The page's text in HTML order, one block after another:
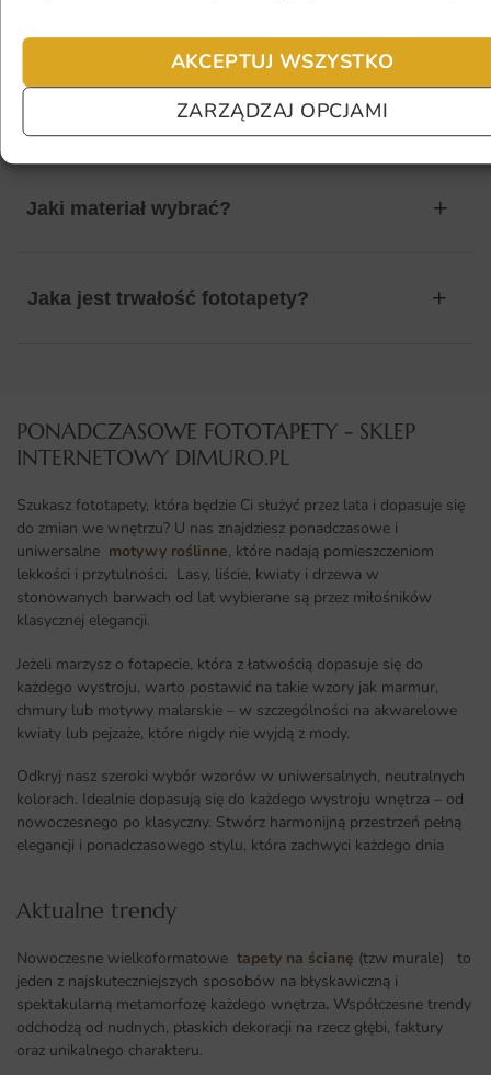
AKCEPTUJ WSZYSTKO
ZARZĄDZAJ OPCJAMI
Fototapeta ma inny kolor na telefonie
a inny na komputerze. Jak sprawdzić
Jaki materiał wybrać?
Jaka jest trwałość fototapety?
PONADCZASOWE FOTOTAPETY - SKLEP
INTERNETOWY DIMURO.PL​
Szukasz fototapety, która będzie Ci służyć przez lata i dopasuje się
do zmian we wnętrzu? U nas znajdziesz ponadczasowe i
uniwersalne motywy roślinne, które nadają pomieszczeniom
lekkości i przytulności. Lasy, liście, kwiaty i drzewa w
stonowanych barwach od lat wybierane są przez miłośników
klasycznej elegancji.
Jeżeli marzysz o fotapecie, która z łatwością dopasuje się do
każdego wystroju, warto postawić na takie wzory jak marmur,
chmury lub motywy malarskie – w szczególności na akwarelowe
kwiaty lub pejzaże, które nigdy nie wyjdą z mody.
Odkryj nasz szeroki wybór wzorów w uniwersalnych, neutralnych
kolorach. Idealnie dopasują się do każdego wystroju wnętrza – od
nowoczesnego po klasyczny. Stwórz harmonijną przestrzeń pełną
elegancji i ponadczasowego stylu, która zachwyci każdego dnia
Aktualne trendy​
Nowoczesne wielkoformatowe tapety na ścianę (tzw murale) to
jeden z najskuteczniejszych sposobów na błyskawiczną i
spektakularną metamorfozę każdego wnętrza. Współczesne trendy
odchodzą od nudnych, płaskich dekoracji na rzecz głębi, faktury
oraz unikalnego charakteru.